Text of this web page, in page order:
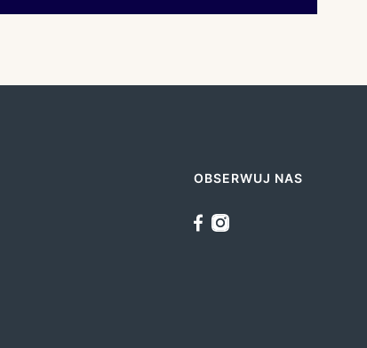
OBSERWUJ NAS